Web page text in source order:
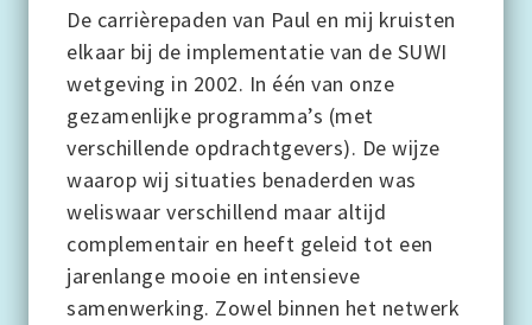
De carrièrepaden van Paul en mij kruisten
elkaar bij de implementatie van de SUWI
wetgeving in 2002. In één van onze
gezamenlijke programma’s (met
verschillende opdrachtgevers). De wijze
waarop wij situaties benaderden was
weliswaar verschillend maar altijd
complementair en heeft geleid tot een
jarenlange mooie en intensieve
samenwerking. Zowel binnen het netwerk